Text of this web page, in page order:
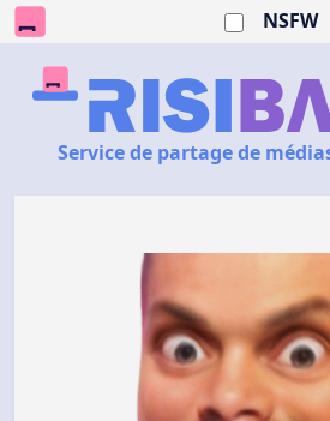
NSFW
Service de partage de